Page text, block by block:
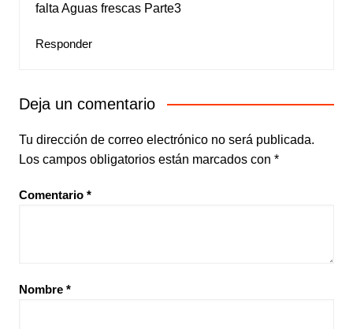
falta Aguas frescas Parte3
Responder
Deja un comentario
Tu dirección de correo electrónico no será publicada.
Los campos obligatorios están marcados con *
Comentario *
Nombre *